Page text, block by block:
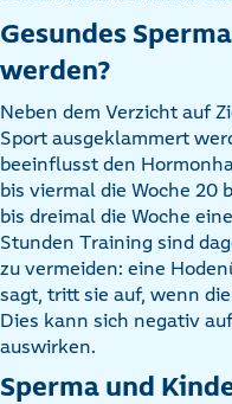
Gesundes
werden?
Neben dem Verzicht auf
Sport ausgeklammert
beeinflusst den
bis viermal die Woche 20
bis dreimal die Woche
Stunden Training sind
zu vermeiden: eine
sagt, tritt sie auf, wenn
Dies kann sich negativ
auswirken.
Sperma und